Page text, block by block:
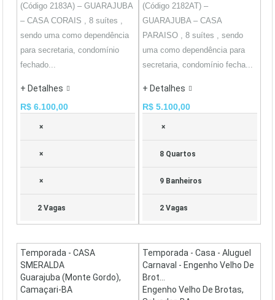
(Código 2183A) – GUARAJUBA
– CASA CORAIS , 8 suítes ,
sendo uma como dependência
para secretaria, condomínio
fechado...
+ Detalhes
R$ 6.100,00
×
×
×
2 Vagas
(Código 2182AT) –
GUARAJUBA – CASA
PARAISO , 8 suítes , sendo
uma como dependência para
secretaria, condomínio fecha...
+ Detalhes
R$ 5.100,00
×
8 Quartos
9 Banheiros
2 Vagas
Temporada - CASA
SMERALDA
Guarajuba (Monte Gordo),
Camaçari-BA
Temporada - Casa - Aluguel
Carnaval - Engenho Velho De
Brot...
Engenho Velho De Brotas,